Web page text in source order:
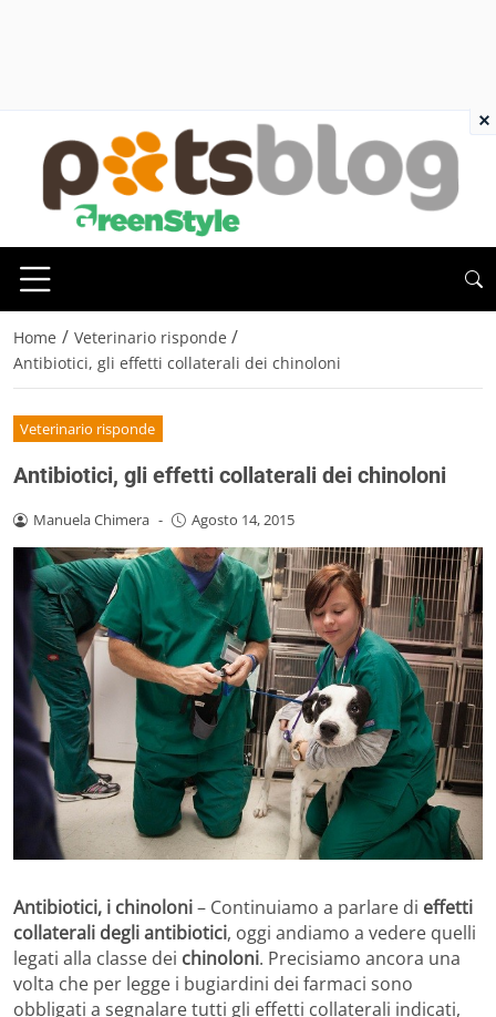
Home / Veterinario risponde /
Antibiotici, gli effetti collaterali dei chinoloni
Veterinario risponde
Antibiotici, gli effetti collaterali dei chinoloni
Manuela Chimera - Agosto 14, 2015
Antibiotici, i chinoloni– Continuiamo a parlare di effetti
collaterali degli antibiotici, oggi andiamo a vedere quelli
legati alla classe dei chinoloni. Precisiamo ancora una
volta che per legge i bugiardini dei farmaci sono
obbligati a segnalare tutti gli effetti collaterali indicati,
×